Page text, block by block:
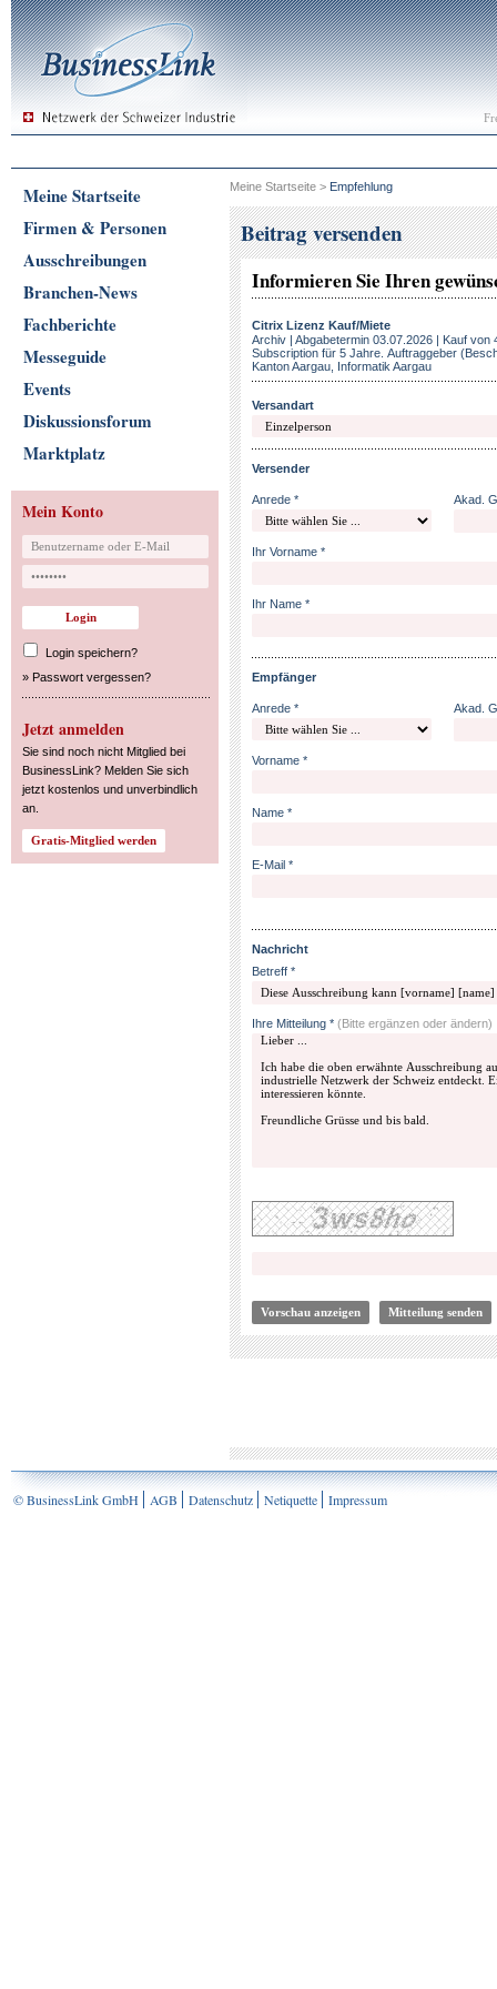
Meine Startseite
Firmen & Personen
Ausschreibungen
Branchen-News
Fachberichte
Messeguide
Events
Diskussionsforum
Marktplatz
Mein Konto
Login speichern?
» Passwort vergessen?
Jetzt anmelden
Sie sind noch nicht Mitglied bei
BusinessLink? Melden Sie sich
jetzt kostenlos und unverbindlich
an.
Meine Startseite > Empfehlung
Beitrag versenden
Informieren Sie Ihren
Citrix Lizenz Kauf/Miete
Archiv | Abgabetermin 03.07.2026 | Kauf von
Subscription für 5 Jahre. Auftraggeber
Kanton Aargau, Informatik Aargau
Versandart
Versender
Anrede * Akad.
Ihr Vorname *
Ihr Name *
Empfänger
Anrede * Akad.
Vorname *
Name *
E-Mail *
Nachricht
Betreff *
Ihre Mitteilung * (Bitte ergänzen oder ändern)
© BusinessLink GmbH AGB Datenschutz Netiquette Impressum